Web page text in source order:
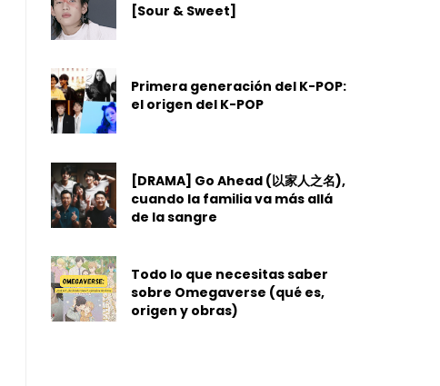
[Sour & Sweet]
Primera generación del K-POP:
el origen del K-POP
[DRAMA] Go Ahead (以家人之名),
cuando la familia va más allá
de la sangre
Todo lo que necesitas saber
sobre Omegaverse (qué es,
origen y obras)